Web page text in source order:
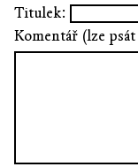
Titulek:
Komentář (lze